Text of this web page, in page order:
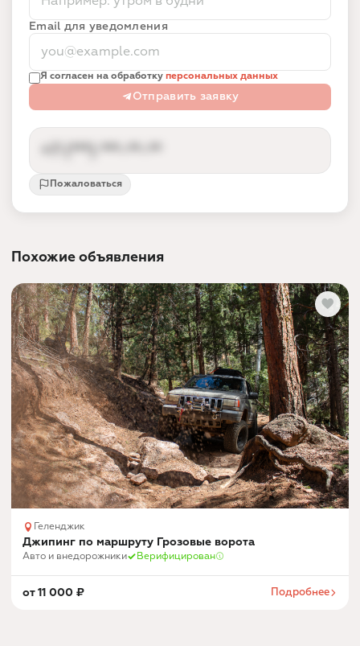
Email для уведомления
Я согласен на обработку персональных данных
Отправить заявку
+7 (***) ***-**-**
людей, а не спам.
Пожаловаться
Похожие объявления
Геленджик
Джипинг по маршруту Грозовые ворота
Авто и внедорожники Верифицирован
от11 000 ₽ Подробнее